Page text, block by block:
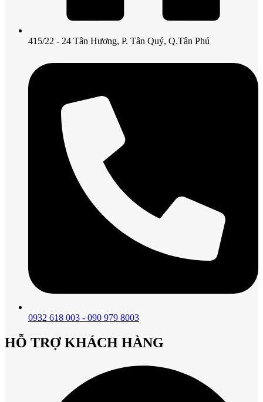
415/22 - 24 Tân Hương, P. Tân Quý, Q.Tân Phú
0932 618 003 - 090 979 8003
HỖ TRỢ KHÁCH HÀNG